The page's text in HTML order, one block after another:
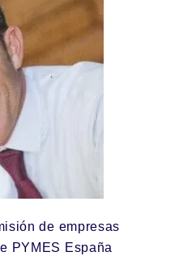
de empresas
PYMES España